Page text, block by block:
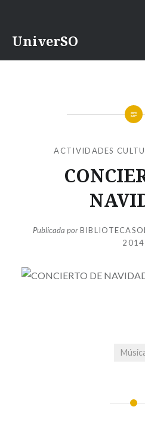
UniverSO
ACTIVIDADES
Publicada por
2014